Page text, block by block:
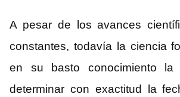
A pesar de los avances
constantes, todavía la ciencia
en su basto conocimiento la
determinar con exactitud la